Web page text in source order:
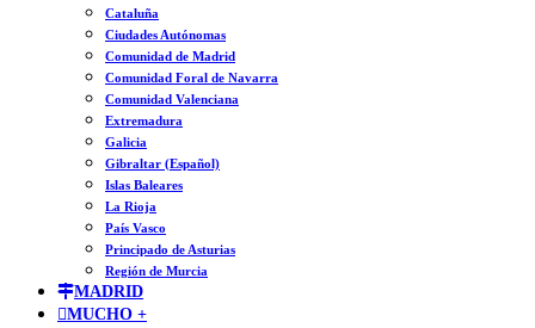
Cataluña
Ciudades Autónomas
Comunidad de Madrid
Comunidad Foral de Navarra
Comunidad Valenciana
Extremadura
Galicia
Gibraltar (Español)
Islas Baleares
La Rioja
País Vasco
Principado de Asturias
Región de Murcia
MADRID
MUCHO +